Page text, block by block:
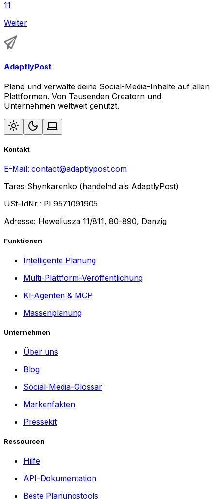
11
Weiter
AdaptlyPost
Plane und verwalte deine Social-Media-Inhalte auf allen
Plattformen. Von Tausenden Creatorn und
Unternehmen weltweit genutzt.
Kontakt
E-Mail: contact@adaptlypost.com
Taras Shynkarenko (handelnd als AdaptlyPost)
USt-IdNr.: PL9571091905
Adresse: Heweliusza 11/811, 80-890, Danzig
Funktionen
Intelligente Planung
Multi-Plattform-Veröffentlichung
KI-Agenten & MCP
Massenplanung
Unternehmen
Über uns
Blog
Social-Media-Glossar
Markenfakten
Pressekit
Ressourcen
Hilfe
API-Dokumentation
Beste Planungstools